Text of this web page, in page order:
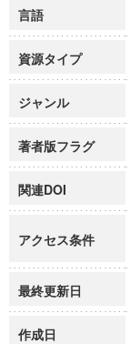
言語
資源タイプ
ジャンル
著者版フラグ
関連DOI
アクセス条件
最終更新日
作成日